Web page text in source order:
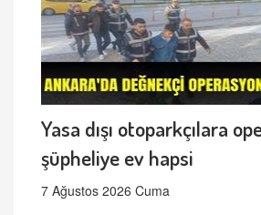
Yasa dışı otoparkçılara
şüpheliye ev hapsi
7 Ağustos 2026 Cuma